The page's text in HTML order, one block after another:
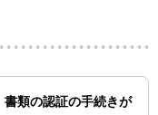
書類の認証の手続きが